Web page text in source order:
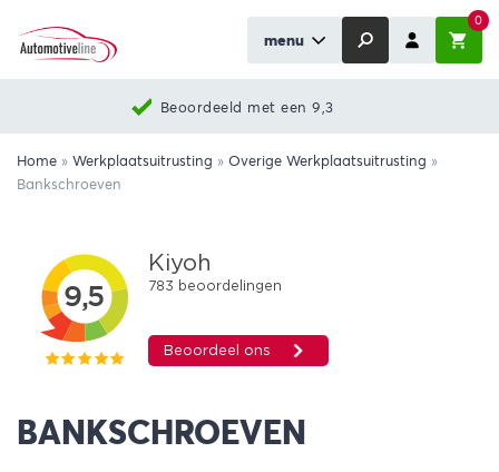
menu
0
Beoordeeld met een 9,3
Home » Werkplaatsuitrusting » Overige Werkplaatsuitrusting »
Bankschroeven
BANKSCHROEVEN